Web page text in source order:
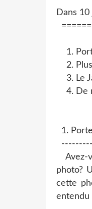
Dans
1.
2. Plus
3. Le
4. De
1.
Avez-
photo?
cette
entendu